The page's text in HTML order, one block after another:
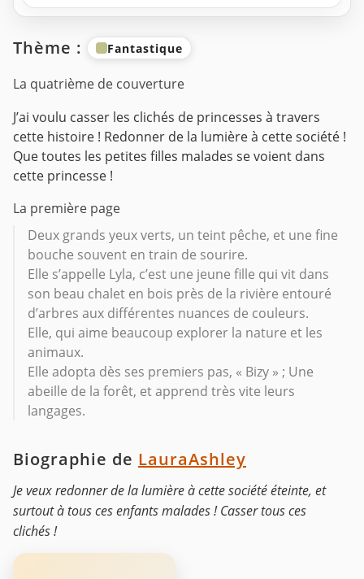
Thème : Fantastique
La quatrième de couverture
J’ai voulu casser les clichés de princesses à travers
cette histoire ! Redonner de la lumière à cette société !
Que toutes les petites filles malades se voient dans
cette princesse !
La première page
Deux grands yeux verts, un teint pêche, et une fine
bouche souvent en train de sourire.
Elle s’appelle Lyla, c’est une jeune fille qui vit dans
son beau chalet en bois près de la rivière entouré
d’arbres aux différentes nuances de couleurs.
Elle, qui aime beaucoup explorer la nature et les
animaux.
Elle adopta dès ses premiers pas, « Bizy » ; Une
abeille de la forêt, et apprend très vite leurs
langages.
Biographie de LauraAshley
Je veux redonner de la lumière à cette société éteinte, et
surtout à tous ces enfants malades ! Casser tous ces
clichés !